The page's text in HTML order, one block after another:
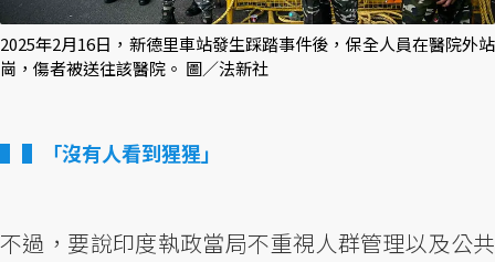
2025年2月16日，新德里車站發生踩踏事件後，保全人員在醫院外站
崗，傷者被送往該醫院。 圖／法新社
▌「沒有人看到猩猩」
不過，要說印度執政當局不重視人群管理以及公共